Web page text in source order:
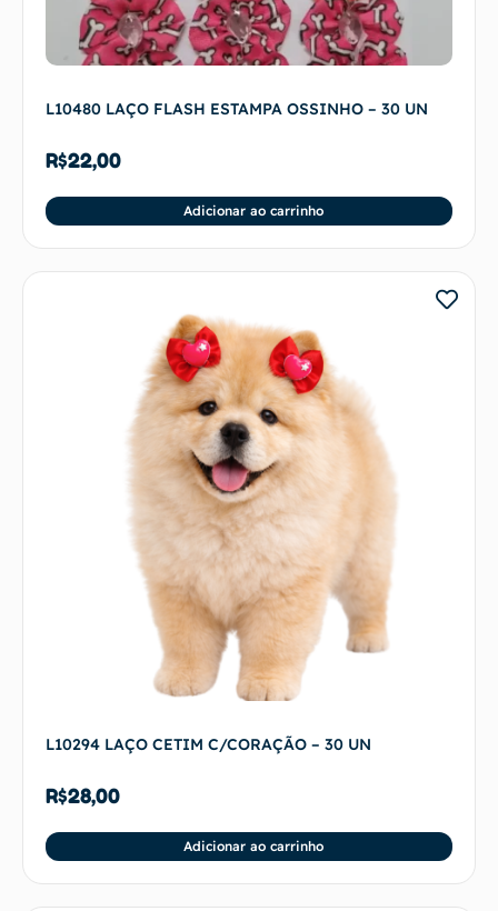
L10480 LAÇO FLASH ESTAMPA OSSINHO – 30 UN
R$22,00
Adicionar ao carrinho
L10294 LAÇO CETIM C/CORAÇÃO – 30 UN
R$28,00
Adicionar ao carrinho